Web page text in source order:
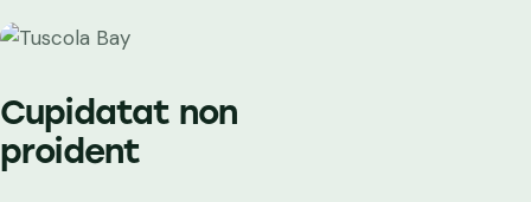
Cupidatat non
proident